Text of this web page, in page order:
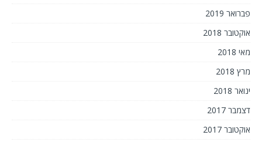
פברואר 2019
אוקטובר 2018
מאי 2018
מרץ 2018
ינואר 2018
דצמבר 2017
אוקטובר 2017